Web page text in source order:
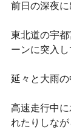
前日の深夜に
東北道の宇
ーンに突入
延々と大雨
高速走行中
れたりしなが